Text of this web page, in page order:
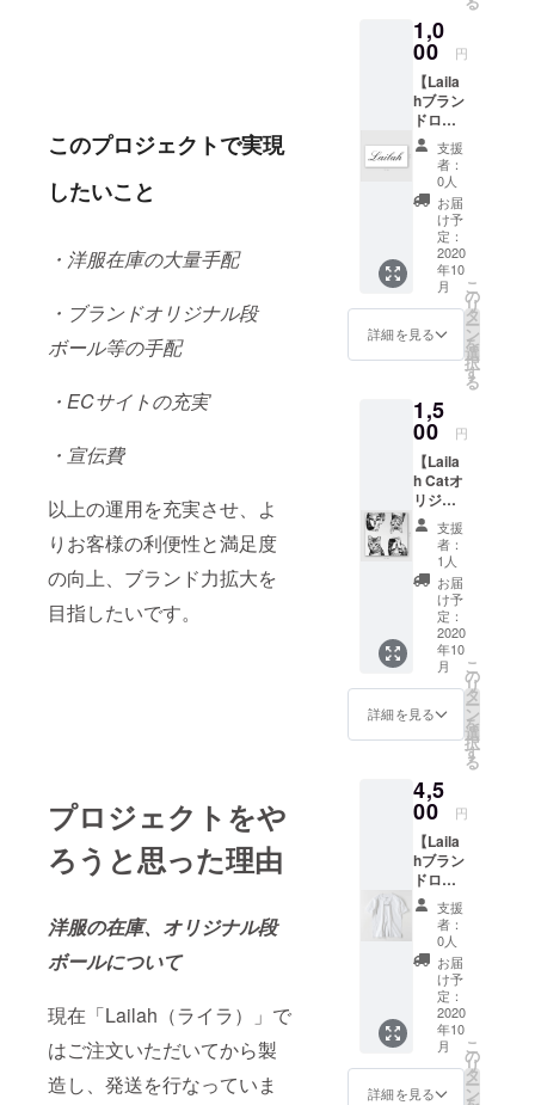
このプロジェクトで実現
したいこと
・ 洋服在庫の大量手配
・ブランドオリジナル段
ボール等の手配
・ECサイトの充実
・宣伝費
以上の運用を充実させ、よ
りお客様の利便性と満足度
の向上、ブランド力拡大を
目指したいです。
プロジェクトをや
ろうと思った理由
洋服の在庫、オリジナル段
ボールについて
現在「Lailah（ライラ）」で
はご注文いただいてから製
造し、発送を行なっていま
ただいてお
ります。
ます。
1,0
00 円
【Laila
hブラン
ドロゴ
ステッ
カー】
Lailah
のブラ
ンドロ
ゴがプ
リント
された
ステッ
カーで
す。 ※
画像は
イメー
す。 本
プロ
ジェク
ト終了
後、順
次配送
させて
いただ
きま
す。
支援
者：
0人
お届
け予
定：
2020
年10
月
詳細を見る
こ
の
リ
タ
ー
ン
を
選
択
す
る
1,5
00 円
【Laila
h Catオ
リジナ
ルミ
ラース
テッ
カー】
Lailah
Catがプ
リント
された
オリジ
ナルミ
ラース
テッ
カーで
ちら画
像の背
景のグ
レー部
分はミ
ラー素
材と
なって
おりま
す。 ※
画像は
イメー
ジで
す。 本
プロ
ジェク
ト終了
支援
者：
1人
お届
け予
定：
2020
年10
月
詳細を見る
こ
の
リ
タ
ー
ン
を
選
択
す
る
4,5
00 円
【Laila
hブラン
ドロゴT
シャ
ツ】
Lailah
のブラ
ンドロ
ゴが
入った
シンプ
ルなデ
ザイン
のTシャ
支援
者：
0人
お届
け予
定：
2020
年10
月
詳細を見る
こ
の
リ
タ
ー
ン